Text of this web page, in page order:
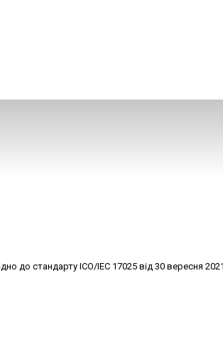
до стандарту ІСО/IEC 17025 від 30 вересня